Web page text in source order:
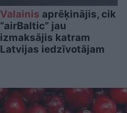
Valainis aprēķinājis, cik
“airBaltic” jau
izmaksājis katram
Latvijas iedzīvotājam